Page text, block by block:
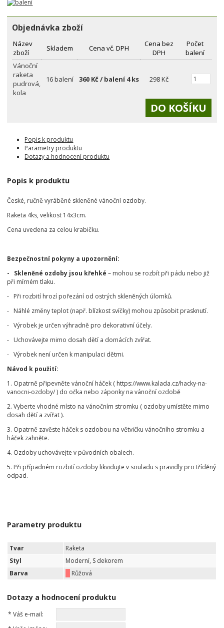
Objednávka zboží
Název
zboží
Skladem Cena vč. DPH
Cena bez
DPH
Počet
balení
Vánoční
raketa
pudrová,
kola
16 balení 360 Kč / balení 4 ks 298 Kč
Popis k produktu
Parametry produktu
Dotazy a hodnocení produktu
Popis k produktu
České, ručně vyráběné skleněné vánoční ozdoby.
Raketa 4ks, velikost 14x3cm.
Cena uvedena za celou krabičku.
Bezpečnostní pokyny a upozornění:
- Skleněné ozdoby jsou křehké – mohou se rozbít při pádu nebo již
při mírném tlaku.
- Při rozbití hrozí pořezání od ostrých skleněných úlomků.
- Náhlé změny teplot (např. blízkost svíčky) mohou způsobit prasknutí.
- Výrobek je určen výhradně pro dekorativní účely.
- Uchovávejte mimo dosah dětí a domácích zvířat.
- Výrobek není určen k manipulaci dětmi.
Návod k použití:
1. Opatrně připevněte vánoční háček ( https://www.kalada.cz/hacky-na-
vanocni-ozdoby/ ) do očka nebo záponky na vánoční ozdobě
2. Vyberte vhodné místo na vánočním stromku ( ozdoby umístěte mimo
dosah dětí a zvířat ).
3. Opatrně zavěste háček s ozdobou na větvičku vánočního stromku a
háček zahněte.
4. Ozdoby uchovávejte v původních obalech.
5. Při případném rozbití ozdoby likvidujte v souladu s pravidly pro tříděný
odpad.
Parametry produktu
Tvar
Raketa
Styl
Moderní, S dekorem
Barva
Růžová
Dotazy a hodnocení produktu
* Váš e-mail: